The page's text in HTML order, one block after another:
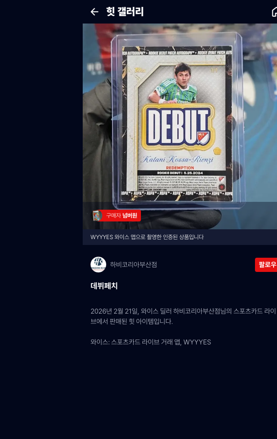
힛 갤러리
구매자 넘버원
WYYYES 와이스 앱으로 촬영한 인증된 상품입니다
하비코리아부산점 팔로우
데뷔페치
2026년 2월 21일, 와이스 딜러 하비코리아부산점님의 스포츠카드 라이
브에서 판매된 힛 아이템입니다.
와이스: 스포츠카드 라이브 거래 앱, WYYYES